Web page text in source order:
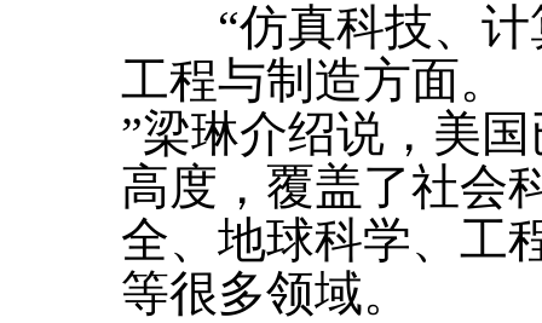
“仿真科技、计
工程与制造方面。
”梁琳介绍说，美
高度，覆盖了社会
全、地球科学、工
等很多领域。